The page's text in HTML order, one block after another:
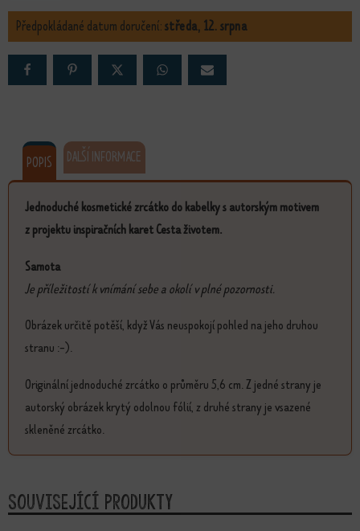
Předpokládané datum doručení:středa, 12. srpna
POPIS DALŠÍ INFORMACE
Jednoduché kosmetické zrcátko do kabelky s autorským motivem
z projektu inspiračních karet Cesta životem.
Samota
Je příležitostí k vnímání sebe a okolí v plné pozornosti.
Obrázek určitě potěší, když Vás neuspokojí pohled na jeho druhou
stranu :-).
Originální jednoduché zrcátko o průměru 5,6 cm. Z jedné strany je
autorský obrázek krytý odolnou fólií, z druhé strany je vsazené
skleněné zrcátko.
Související produkty